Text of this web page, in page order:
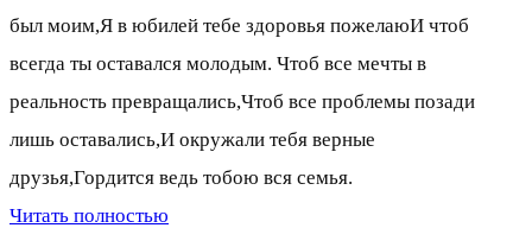
был моим,Я в юбилей тебе здоровья пожелаюИ чтоб
всегда ты оставался молодым. Чтоб все мечты в
реальность превращались,Чтоб все проблемы позади
лишь оставались,И окружали тебя верные
друзья,Гордится ведь тобою вся семья.
Читать полностью